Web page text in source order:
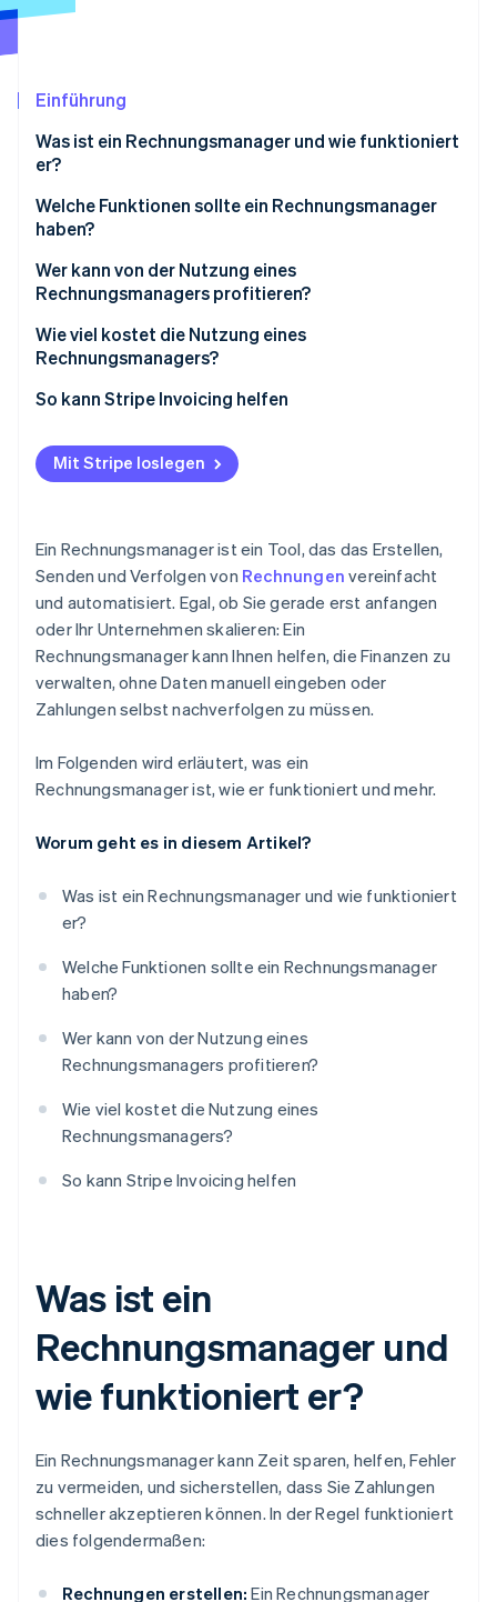
Climate
CO₂-Entnahme
Identity
Online-Identitätsprüfung
Stripe-Sessions 2026
Jetzt ansehen
Einführung
Was ist ein Rechnungsmanager und wie funktioniert
er?
Welche Funktionen sollte ein Rechnungsmanager
haben?
Wer kann von der Nutzung eines
Rechnungsmanagers profitieren?
Wie viel kostet die Nutzung eines
Rechnungsmanagers?
Abogebühren
Rechnungsgebühren
Transaktionsgebühren
So kann Stripe Invoicing helfen
Mit Stripe loslegen
Ein Rechnungsmanager ist ein Tool, das das Erstellen,
Senden und Verfolgen von Rechnungen vereinfacht
und automatisiert. Egal, ob Sie gerade erst anfangen
oder Ihr Unternehmen skalieren: Ein
Rechnungsmanager kann Ihnen helfen, die Finanzen zu
verwalten, ohne Daten manuell eingeben oder
Zahlungen selbst nachverfolgen zu müssen.
Im Folgenden wird erläutert, was ein
Rechnungsmanager ist, wie er funktioniert und mehr.
Worum geht es in diesem Artikel?
Was ist ein Rechnungsmanager und wie funktioniert
er?
Welche Funktionen sollte ein Rechnungsmanager
haben?
Wer kann von der Nutzung eines
Rechnungsmanagers profitieren?
Wie viel kostet die Nutzung eines
Rechnungsmanagers?
So kann Stripe Invoicing helfen
Was ist ein
Rechnungsmanager und
wie funktioniert er?
Ein Rechnungsmanager kann Zeit sparen, helfen, Fehler
zu vermeiden, und sicherstellen, dass Sie Zahlungen
schneller akzeptieren können. In der Regel funktioniert
dies folgendermaßen:
Rechnungen erstellen: Ein Rechnungsmanager